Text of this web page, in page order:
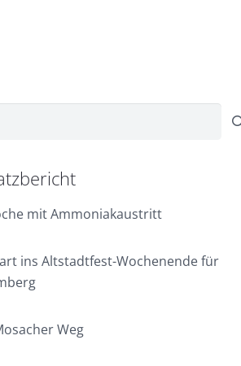
mit Ammoniakaustritt
ins Altstadtfest-Wochenende für
Weg